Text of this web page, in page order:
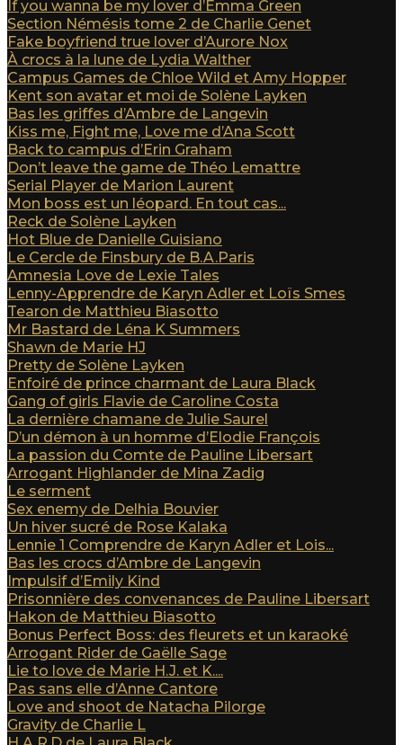
If you wanna be my lover d’Emma Green
Section Némésis tome 2 de Charlie Genet
Fake boyfriend true lover d’Aurore Nox
À crocs à la lune de Lydia Walther
Campus Games de Chloe Wild et Amy Hopper
Kent son avatar et moi de Solène Layken
Bas les griffes d’Ambre de Langevin
Kiss me, Fight me, Love me d’Ana Scott
Back to campus d’Erin Graham
Don’t leave the game de Théo Lemattre
Serial Player de Marion Laurent
Mon boss est un léopard. En tout cas...
Reck de Solène Layken
Hot Blue de Danielle Guisiano
Le Cercle de Finsbury de B.A.Paris
Amnesia Love de Lexie Tales
Lenny-Apprendre de Karyn Adler et Loïs Smes
Tearon de Matthieu Biasotto
Mr Bastard de Léna K Summers
Shawn de Marie HJ
Pretty de Solène Layken
Enfoiré de prince charmant de Laura Black
Gang of girls Flavie de Caroline Costa
La dernière chamane de Julie Saurel
D’un démon à un homme d’Elodie François
La passion du Comte de Pauline Libersart
Arrogant Highlander de Mina Zadig
Le serment
Sex enemy de Delhia Bouvier
Un hiver sucré de Rose Kalaka
Lennie 1 Comprendre de Karyn Adler et Lois...
Bas les crocs d’Ambre de Langevin
Impulsif d’Emily Kind
Prisonnière des convenances de Pauline Libersart
Hakon de Matthieu Biasotto
Bonus Perfect Boss: des fleurets et un karaoké
Arrogant Rider de Gaëlle Sage
Lie to love de Marie H.J. et K....
Pas sans elle d’Anne Cantore
Love and shoot de Natacha Pilorge
Gravity de Charlie L